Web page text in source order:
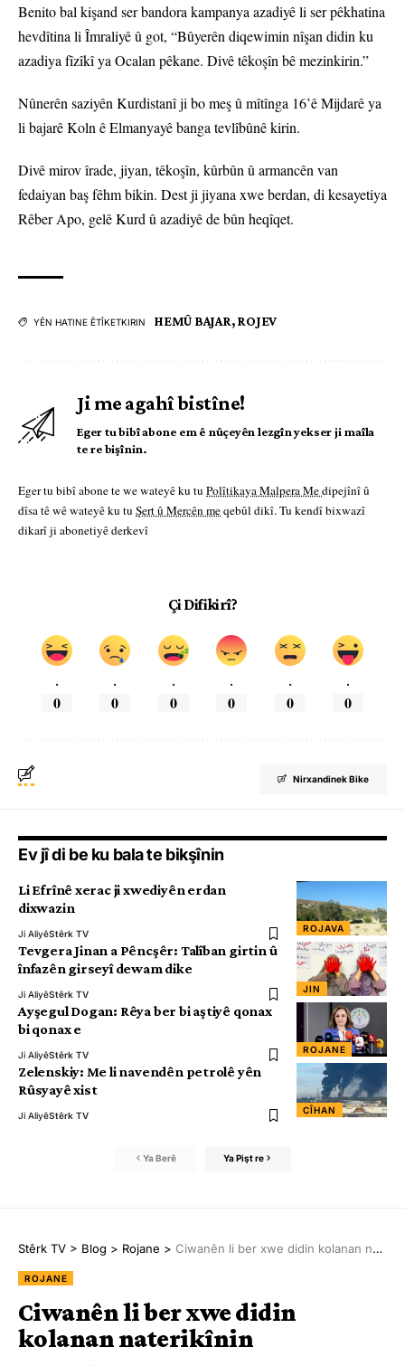
Benito bal kişand ser bandora kampanya azadiyê li ser pêkhatina
hevdîtina li Îmraliyê û got, “Bûyerên diqewimin nîşan didin ku
azadiya fîzîkî ya Ocalan pêkane. Divê têkoşîn bê mezinkirin.”
Nûnerên saziyên Kurdistanî ji bo meş û mîtînga 16’ê Mijdarê ya
li bajarê Koln ê Elmanyayê banga tevlîbûnê kirin.
Divê mirov îrade, jiyan, têkoşîn, kûrbûn û armancên van
fedaiyan baş fêhm bikin. Dest ji jiyana xwe berdan, di kesayetiya
Rêber Apo, gelê Kurd û azadiyê de bûn heqîqet.
YÊN HATINE ÊTÎKETKIRIN HEMÛ BAJAR,ROJEV
Ji me agahî bistîne!
Eger tu bibî abone em ê nûçeyên lezgîn yekser ji maîla
te re bişînin.
Eger tu bibî abone te we wateyê ku tu Polîtikaya Malpera Medipejînî û
dîsa tê wê wateyê ku tu Şert û Mercên meqebûl dikî. Tu kendî bixwazî
dikarî ji abonetiyê derkevî
Çi Difikirî?
.
0
.
0
.
0
.
0
.
0
.
0
Nirxandinek Bike
Ev jî di be ku bala te bikşînin
ROJAVA
Li Efrînê xerac ji xwediyên erdan
dixwazin
Ji AliyêStêrk TV
JIN
Tevgera Jinan a Pêncşêr: Talîban girtin û
înfazên girseyî dewam dike
Ji AliyêStêrk TV
ROJANE
Ayşegul Dogan: Rêya ber bi aştiyê qonax
bi qonax e
Ji AliyêStêrk TV
CÎHAN
Zelenskiy: Me li navendên petrolê yên
Rûsyayê xist
Ji AliyêStêrk TV
Ya Berê Ya Pişt re
Stêrk TV > Blog > Rojane > Ciwanên li ber xwe didin kolanan naterikînin
ROJANE
Ciwanên li ber xwe didin
kolanan naterikînin